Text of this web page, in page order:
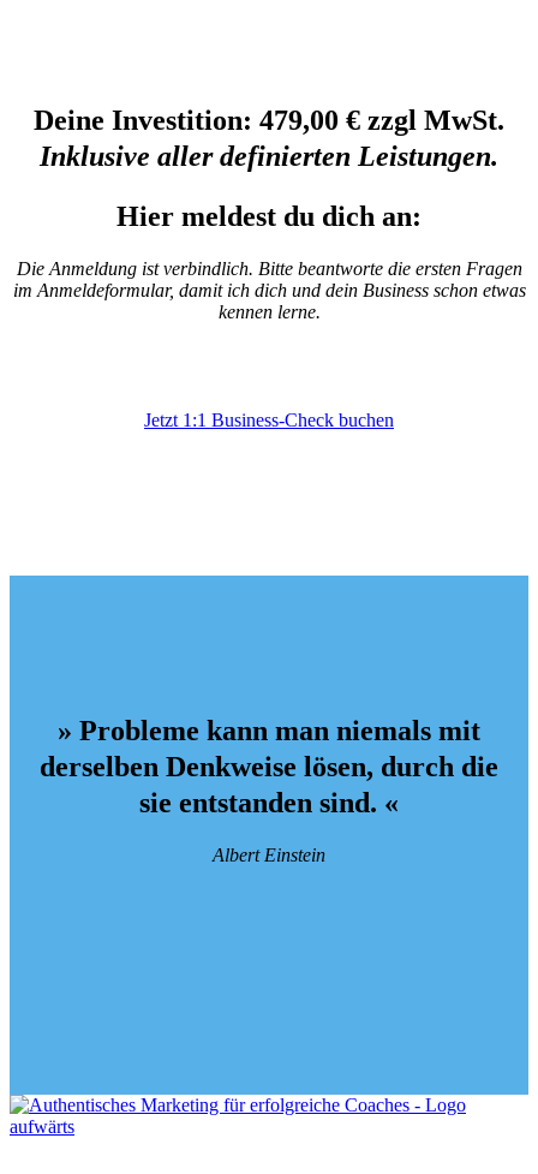
Deine Investition: 479,00 € zzgl MwSt.
Inklusive aller definierten Leistungen.
Hier meldest du dich an:
Die Anmeldung ist verbindlich. Bitte beantworte die ersten Fragen
im Anmeldeformular, damit ich dich und dein Business schon etwas
kennen lerne.
Jetzt 1:1 Business-Check buchen
» Probleme kann man niemals mit
derselben Denkweise lösen, durch die
sie entstanden sind. «
Albert Einstein